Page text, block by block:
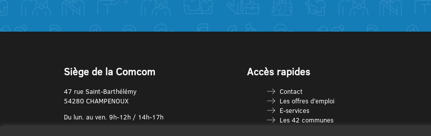
Siège de la Comcom
47 rue Saint-Barthélémy
54280 CHAMPENOUX
Du lun. au ven. 9h-12h / 14h-17h
Accès rapides
Contact
Les offres d’emploi
E-services
Les 42 communes